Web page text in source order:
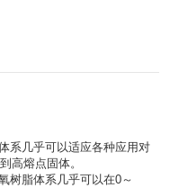
系几乎可以适应各种应用对
高熔点固体。
树脂体系几乎可以在0～